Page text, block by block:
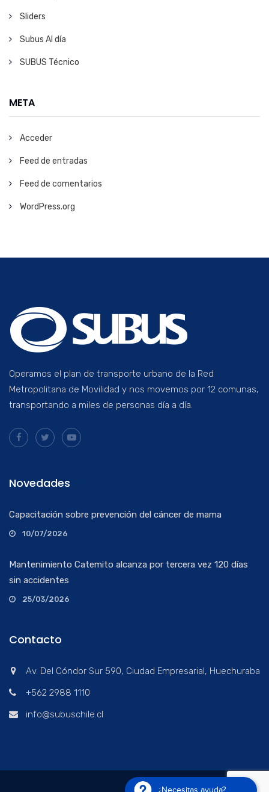
Sliders
Subus Al día
SUBUS Técnico
META
Acceder
Feed de entradas
Feed de comentarios
WordPress.org
Operamos el plan de transporte urbano de la Red
Metropolitana de Movilidad y nos movemos por 12 comunas,
transportando a miles de personas día a día.
Novedades
Capacitación sobre prevención del cáncer de mama
10/07/2026
Mantenimiento Catemito alcanza por tercera vez 120 días
sin accidentes
25/03/2026
Contacto
Av. Del Cóndor Sur 590, Ciudad Empresarial, Huechuraba
+562 2988 1110
info@subuschile.cl